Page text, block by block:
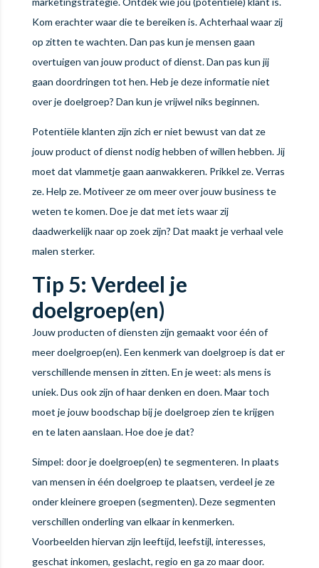
Kom erachter waar die te bereiken is. Achterhaal waar zij
op zitten te wachten. Dan pas kun je mensen gaan
overtuigen van jouw product of dienst. Dan pas kun jij
gaan doordringen tot hen. Heb je deze informatie niet
over je doelgroep? Dan kun je vrijwel niks beginnen.
Potentiële klanten zijn zich er niet bewust van dat ze
jouw product of dienst nodig hebben of willen hebben. Jij
moet dat vlammetje gaan aanwakkeren. Prikkel ze. Verras
ze. Help ze. Motiveer ze om meer over jouw business te
weten te komen. Doe je dat met iets waar zij
daadwerkelijk naar op zoek zijn? Dat maakt je verhaal vele
malen sterker.
Tip 5: Verdeel je
doelgroep(en)
Jouw producten of diensten zijn gemaakt voor één of
meer doelgroep(en). Een kenmerk van doelgroep is dat er
verschillende mensen in zitten. En je weet: als mens is
uniek. Dus ook zijn of haar denken en doen. Maar toch
moet je jouw boodschap bij je doelgroep zien te krijgen
en te laten aanslaan. Hoe doe je dat?
Simpel: door je doelgroep(en) te segmenteren. In plaats
van mensen in één doelgroep te plaatsen, verdeel je ze
onder kleinere groepen (segmenten). Deze segmenten
verschillen onderling van elkaar in kenmerken.
Voorbeelden hiervan zijn leeftijd, leefstijl, interesses,
geschat inkomen, geslacht, regio en ga zo maar door.